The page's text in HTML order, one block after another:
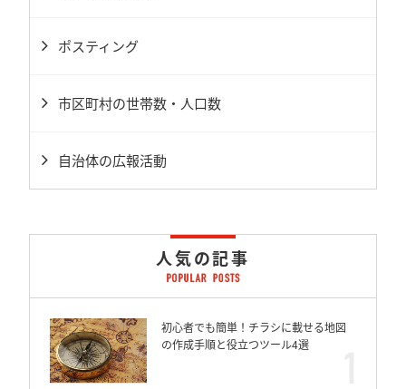
ポスティング
市区町村の世帯数・人口数
自治体の広報活動
人気の記事
初心者でも簡単！チラシに載せる地図
の作成手順と役立つツール4選